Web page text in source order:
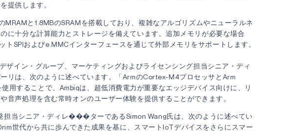
提供します。
MRAMと1.8MBのSRAMを搭載しており、複雑なアルゴリズムやニューラルネ
に十分な計算能力とストレージを備えています。追加メモリが必要な場合
トSPIおよびe.MMCインターフェースを通じて外部メモリをサポートします。
ザイン・グループ、マーケティングおよびライセンシング担当シニア・ディ
リは、次のように述べています。「ArmのCortex-M4プロセッサとArm
用することで、Ambiqは、超低消費電力が重要なエッジデバイス向けに、リ
音声処理を含む常時オンのユーザー体験を提供することができます。
担当シニア・ディレ���ターであるSimon Wang氏は、次のように述べてい
世代から共に歩んできた成果を基に、スマートIoTデバイスをさらにスマー